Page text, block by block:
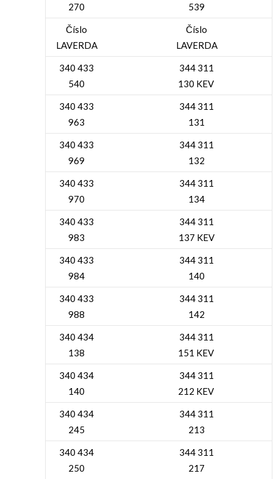
270
539
Číslo
LAVERDA
Číslo
LAVERDA
340 433
540
344 311
130 KEV
340 433
963
344 311
131
340 433
969
344 311
132
340 433
970
344 311
134
340 433
983
344 311
137 KEV
340 433
984
344 311
140
340 433
988
344 311
142
340 434
138
344 311
151 KEV
340 434
140
344 311
212 KEV
340 434
245
344 311
213
340 434
250
344 311
217